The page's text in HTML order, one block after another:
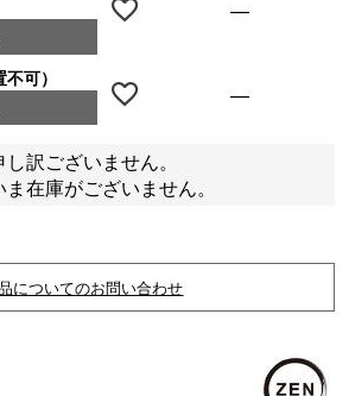
—
可）
—
し訳ございません。
在庫がございません。
についてのお問い合わせ